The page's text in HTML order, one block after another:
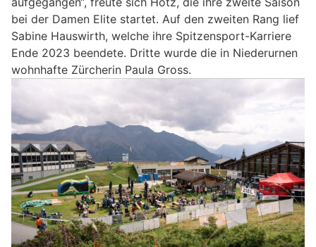
bei der Damen Elite startet. Auf den zweiten Rang lief
Sabine Hauswirth, welche ihre Spitzensport-Karriere
Ende 2023 beendete. Dritte wurde die in Niederurnen
wohnhafte Zürcherin Paula Gross.